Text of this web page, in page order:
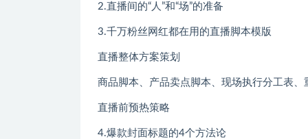
2.直播间的“人”和“场”的准备
3.千万粉丝网红都在用的直播脚本模版
直播整体方案策划
商品脚本、产品卖点脚本、现场执行分工表、
直播前预热策略
4.爆款封面标题的4个方法论